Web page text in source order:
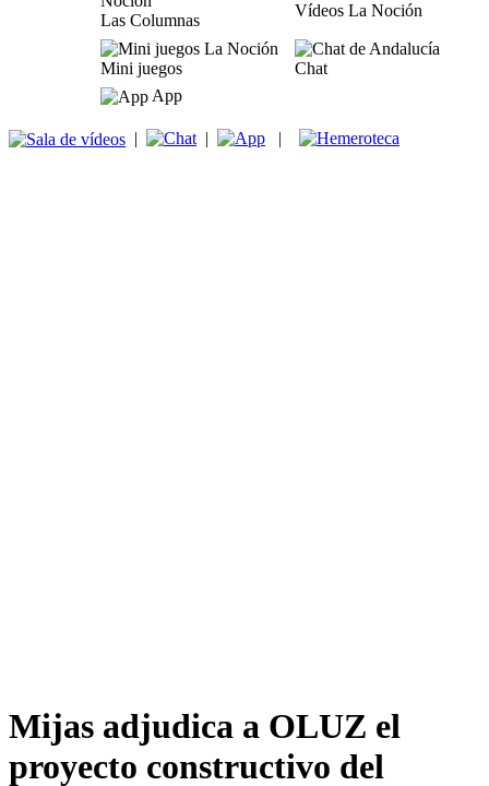
Las Columnas
Vídeos La Noción
Mini juegos
Chat
App
| | |
Mijas adjudica a OLUZ el
proyecto constructivo del